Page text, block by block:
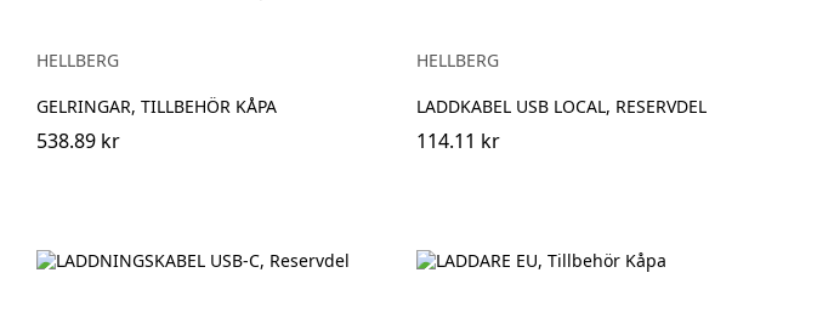
HELLBERG
GELRINGAR, TILLBEHÖR KÅPA
538.89 kr
HELLBERG
LADDKABEL USB LOCAL, RESERVDEL
114.11 kr